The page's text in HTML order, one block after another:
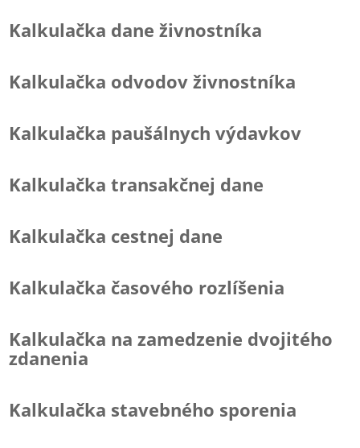
Kalkulačka dane živnostníka
Kalkulačka odvodov živnostníka
Kalkulačka paušálnych výdavkov
Kalkulačka transakčnej dane
Kalkulačka cestnej dane
Kalkulačka časového rozlíšenia
Kalkulačka na zamedzenie dvojitého
zdanenia
Kalkulačka stavebného sporenia